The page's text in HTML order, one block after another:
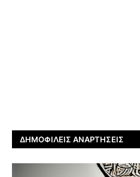
ΔΗΜΟΦΙΛΕΊΣ ΑΝΑΡΤΉΣΕΙΣ